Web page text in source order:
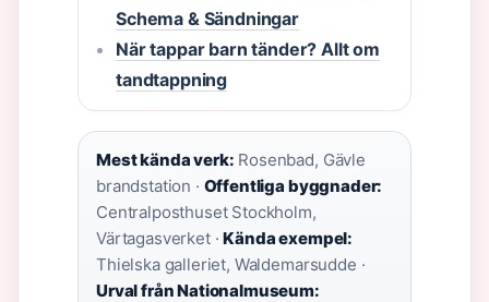
Schema & Sändningar
När tappar barn tänder? Allt om
tandtappning
Mest kända verk: Rosenbad, Gävle
brandstation · Offentliga byggnader:
Centralposthuset Stockholm,
Värtagasverket ·Kända exempel:
Thielska galleriet, Waldemarsudde ·
Urval från Nationalmuseum: